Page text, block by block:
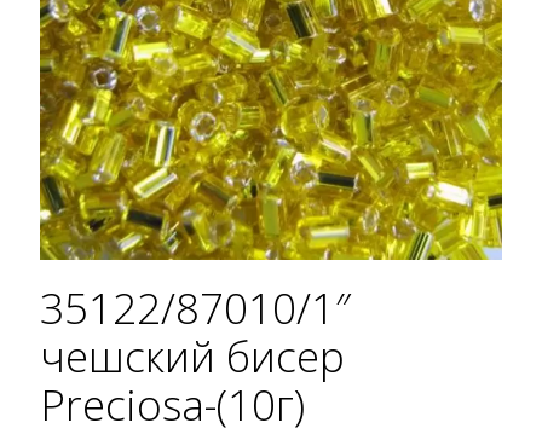
35122/87010/1″
чешский бисер
Preciosa-(10г)